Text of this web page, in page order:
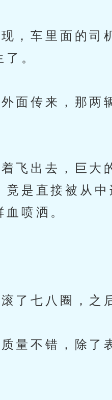
车里面的司
。
传来，那两
出去，巨大
是直接被从
喷洒。
七八圈，之
不错，除了